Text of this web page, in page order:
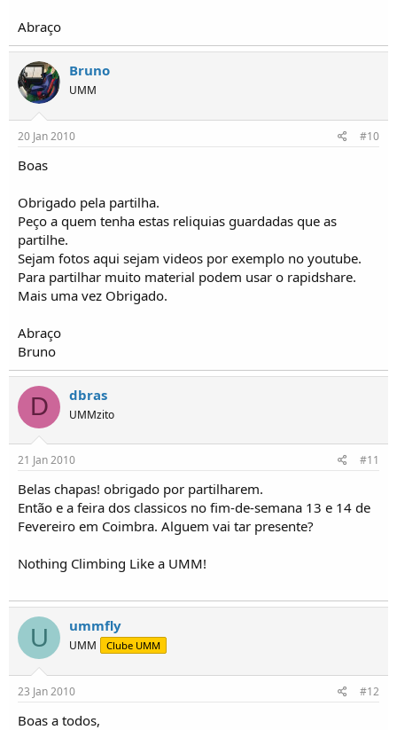
Abraço
Bruno
UMM
20 Jan 2010 #10
Boas
Obrigado pela partilha.
Peço a quem tenha estas reliquias guardadas que as
partilhe.
Sejam fotos aqui sejam videos por exemplo no youtube.
Para partilhar muito material podem usar o rapidshare.
Mais uma vez Obrigado.
Abraço
Bruno
D dbras
UMMzito
21 Jan 2010 #11
Belas chapas! obrigado por partilharem.
Então e a feira dos classicos no fim-de-semana 13 e 14 de
Fevereiro em Coimbra. Alguem vai tar presente?
Nothing Climbing Like a UMM!
U ummfly
UMM Clube UMM
23 Jan 2010 #12
Boas a todos,